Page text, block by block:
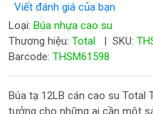
Viết đánh giá của bạn
Loại: Búa nhựa cao su
Thương hiệu: Total | SKU:
Barcode: THSM61598
Búa tạ 12LB cán cao su Total
tưởng cho những ai cần một